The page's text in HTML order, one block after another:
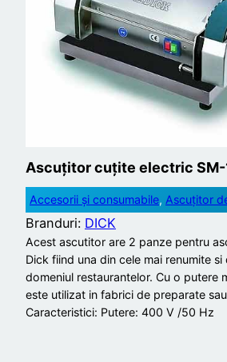
Ascuțitor cuțite electric
Accesorii și consumabile, Ascuțitor
Branduri: DICK
Acest ascutitor are 2 panze pentru
Dick fiind una din cele mai renumite
domeniul restaurantelor. Cu o putere
este utilizat in fabrici de preparate
Caracteristici: Putere: 400 V /50 Hz